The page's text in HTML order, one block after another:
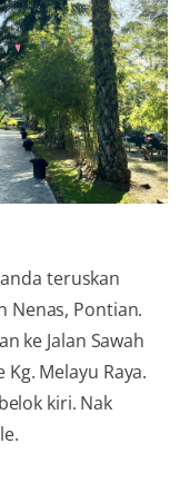
teruskan
Nenas, Pontian.
ke Jalan Sawah
Melayu Raya.
kiri. Nak